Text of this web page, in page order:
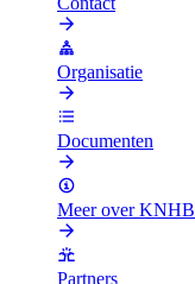
Organisatie
Documenten
Meer over KNHB
Partners